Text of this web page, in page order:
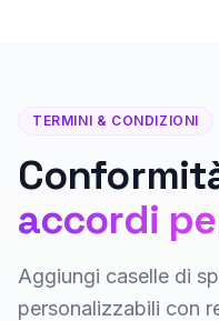
TERMINI & CONDIZIONI
accordi
Aggiungi caselle di
personalizzabili con